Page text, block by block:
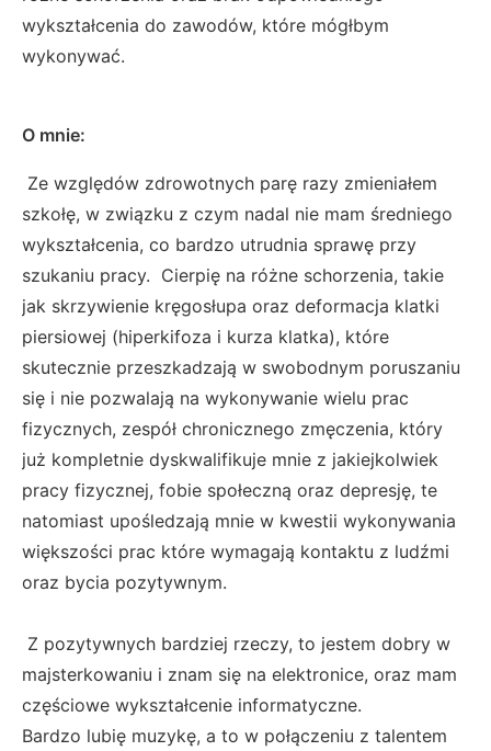
wykształcenia do zawodów, które mógłbym
wykonywać.
O mnie:
Ze względów zdrowotnych parę razy zmieniałem
szkołę, w związku z czym nadal nie mam średniego
wykształcenia, co bardzo utrudnia sprawę przy
szukaniu pracy. Cierpię na różne schorzenia, takie
jak skrzywienie kręgosłupa oraz deformacja klatki
piersiowej (hiperkifoza i kurza klatka), które
skutecznie przeszkadzają w swobodnym poruszaniu
się i nie pozwalają na wykonywanie wielu prac
fizycznych, zespół chronicznego zmęczenia, który
już kompletnie dyskwalifikuje mnie z jakiejkolwiek
pracy fizycznej, fobie społeczną oraz depresję, te
natomiast upośledzają mnie w kwestii wykonywania
większości prac które wymagają kontaktu z ludźmi
oraz bycia pozytywnym.
Z pozytywnych bardziej rzeczy, to jestem dobry w
majsterkowaniu i znam się na elektronice, oraz mam
częściowe wykształcenie informatyczne.
Bardzo lubię muzykę, a to w połączeniu z talentem